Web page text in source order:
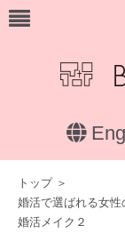
トップ＞
婚活で選ばれる女
婚活メイク２